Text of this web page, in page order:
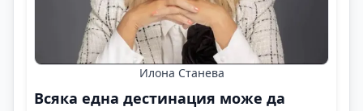
Илона Станева
Всяка една дестинация може да